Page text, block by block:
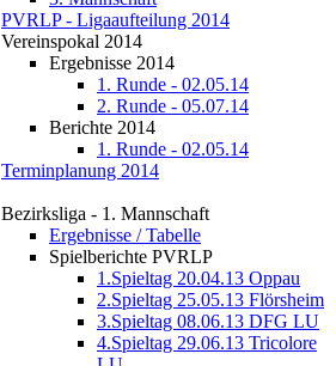
PVRLP - Ligaaufteilung 2014
Vereinspokal 2014
Ergebnisse 2014
1. Runde - 02.05.14
2. Runde - 05.07.14
Berichte 2014
1. Runde - 02.05.14
Terminplanung 2014
Bezirksliga - 1. Mannschaft
Ergebnisse / Tabelle
Spielberichte PVRLP
1.Spieltag 20.04.13 Oppau
2.Spieltag 25.05.13 Flörsheim
3.Spieltag 08.06.13 DFG LU
4.Spieltag 29.06.13 Tricolore